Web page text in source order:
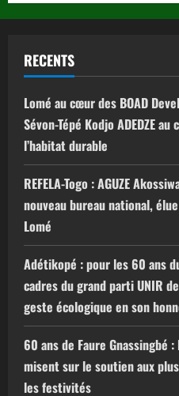
RECENTS
Lomé au cœur des BOAD
Sévon-Tépé Kodjo ADEDZE
l’habitat durable
REFELA-Togo : AGUZE
nouveau bureau national,
Lomé
Adétikopé : pour les 60 ans
cadres du grand parti UNIR
geste écologique en son
60 ans de Faure Gnassingbé
misent sur le soutien aux
les festivités